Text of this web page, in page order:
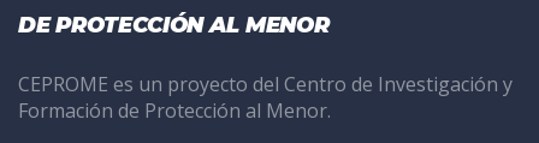
DE PROTECCIÓN AL MENOR
CEPROME es un proyecto del Centro de Investigación y
Formación de Protección al Menor.